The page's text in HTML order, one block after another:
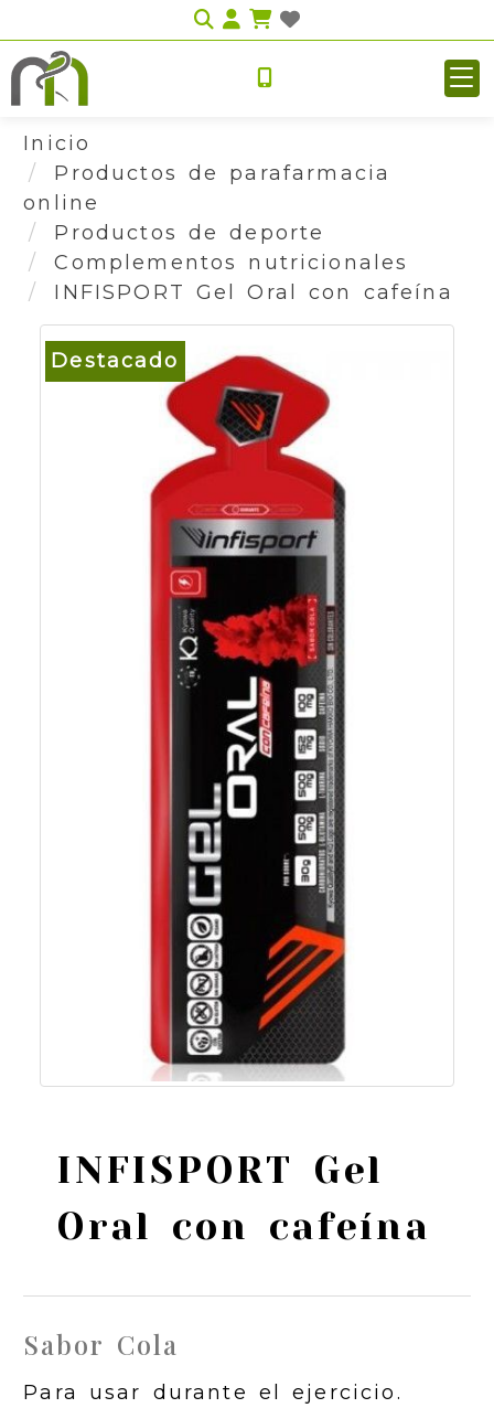
Identifícate
Inicio
Productos de parafarmacia
online
Productos de deporte
Complementos nutricionales
INFISPORT Gel Oral con cafeína
Destacado
INFISPORT Gel
Oral con cafeína
Sabor Cola
Para usar durante el ejercicio.